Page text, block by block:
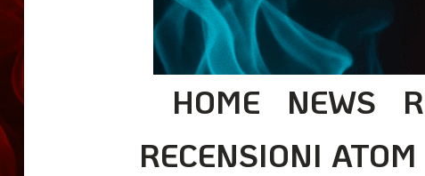
HOME NEWS
RECENSIONI ATOM